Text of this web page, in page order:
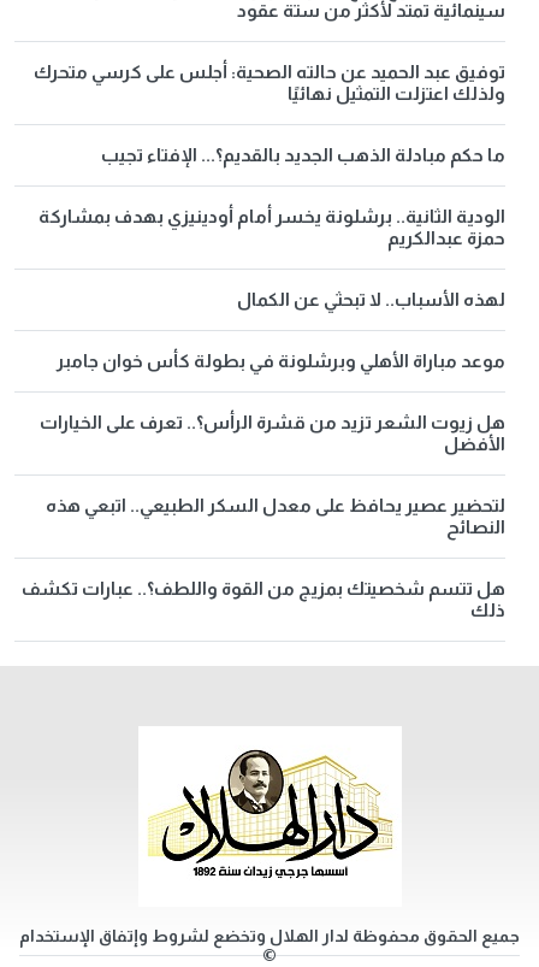
سينمائية تمتد لأكثر من ستة عقود
توفيق عبد الحميد عن حالته الصحية: أجلس على كرسي متحرك
ولذلك اعتزلت التمثيل نهائيًا
ما حكم مبادلة الذهب الجديد بالقديم؟... الإفتاء تجيب
الودية الثانية.. برشلونة يخسر أمام أودينيزي بهدف بمشاركة
حمزة عبدالكريم
لهذه الأسباب.. لا تبحثي عن الكمال
موعد مباراة الأهلي وبرشلونة في بطولة كأس خوان جامبر
هل زيوت الشعر تزيد من قشرة الرأس؟.. تعرف على الخيارات
الأفضل
لتحضير عصير يحافظ على معدل السكر الطبيعي.. اتبعي هذه
النصائح
هل تتسم شخصيتك بمزيج من القوة واللطف؟.. عبارات تكشف
ذلك
جميع الحقوق محفوظة لدار الهلال وتخضع لشروط وإتفاق الإستخدام
©